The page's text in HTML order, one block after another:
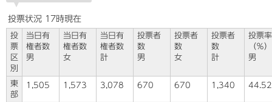
投票状況 17時現在
投
票
区
別
当日有
権者数
男
当日有
権者数
女
当日有
権者数
計
投票者
数
男
投票者
数
女
投票者
数
計
投票率
（％）
男
東
部
1,505 1,573 3,078 670 670 1,340 44.52